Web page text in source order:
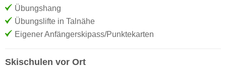
Übungshang
Übungslifte in Talnähe
Eigener Anfängerskipass/Punktekarten
Skischulen vor Ort